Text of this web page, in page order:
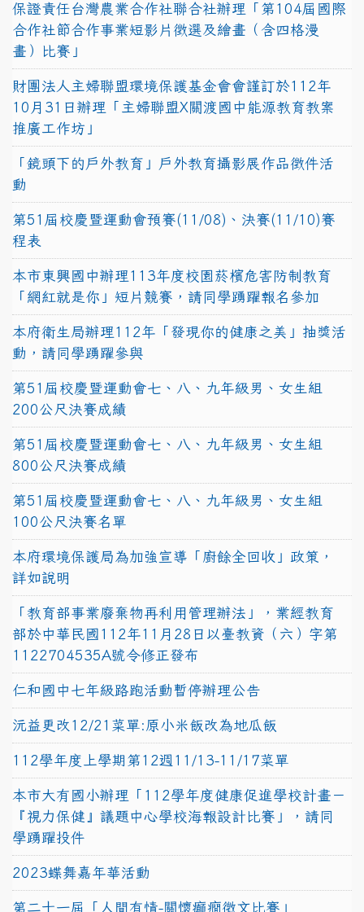
保證責任台灣農業合作社聯合社辦理「第104屆國際
合作社節合作事業短影片徵選及繪畫（含四格漫
畫）比賽」
財團法人主婦聯盟環境保護基金會會謹訂於112年
10月31日辦理「主婦聯盟X關渡國中能源教育教案
推廣工作坊」
「鏡頭下的戶外教育」戶外教育攝影展作品徵件活
動
第51屆校慶暨運動會預賽(11/08)、決賽(11/10)賽
程表
本市東興國中辦理113年度校園菸檳危害防制教育
「網紅就是你」短片競賽，請同學踴躍報名參加
本府衛生局辦理112年「發現你的健康之美」抽獎活
動，請同學踴躍參與
第51屆校慶暨運動會七、八、九年級男、女生組
200公尺決賽成績
第51屆校慶暨運動會七、八、九年級男、女生組
800公尺決賽成績
第51屆校慶暨運動會七、八、九年級男、女生組
100公尺決賽名單
本府環境保護局為加強宣導「廚餘全回收」政策，
詳如說明
「教育部事業廢棄物再利用管理辦法」，業經教育
部於中華民國112年11月28日以臺教資（六）字第
1122704535A號令修正發布
仁和國中七年級路跑活動暫停辦理公告
沅益更改12/21菜單:原小米飯改為地瓜飯
112學年度上學期第12週11/13-11/17菜單
本市大有國小辦理「112學年度健康促進學校計畫－
『視力保健』議題中心學校海報設計比賽」，請同
學踴躍投件
2023蝶舞嘉年華活動
第二十一屆「人間有情-關懷癲癇徵文比賽」